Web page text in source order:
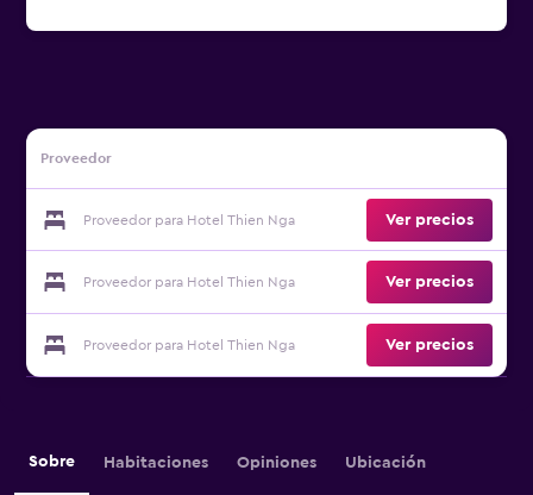
Proveedor
Proveedor para Hotel Thien Nga Ver precios
Proveedor para Hotel Thien Nga Ver precios
Proveedor para Hotel Thien Nga Ver precios
Sobre Habitaciones Opiniones Ubicación